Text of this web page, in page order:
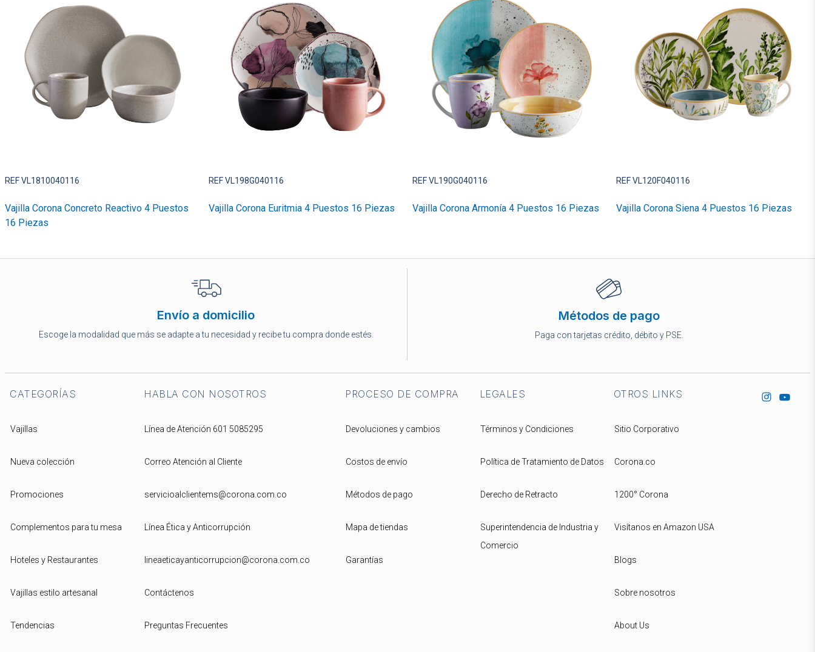
REF VL1810040116
Vajilla Corona Concreto Reactivo 4 Puestos
16 Piezas
REF VL198G040116
Vajilla Corona Euritmia 4 Puestos 16 Piezas
REF VL190G040116
Vajilla Corona Armonía 4 Puestos 16 Piezas
REF VL120F040116
Vajilla Corona Siena 4 Puestos 16 Piezas
Envío a domicilio
Escoge la modalidad que más se adapte a tu necesidad y recibe tu compra donde estés.
Métodos de pago
Paga con tarjetas crédito, débito y PSE.
CATEGORÍAS
Vajillas
Nueva colección
Promociones
Complementos para tu mesa
Hoteles y Restaurantes
Vajillas estilo artesanal
Tendencias
HABLA CON NOSOTROS
Línea de Atención 601 5085295
Correo Atención al Cliente
servicioalclientems@corona.com.co
Línea Ética y Anticorrupción
lineaeticayanticorrupcion@corona.com.co
Contáctenos
Preguntas Frecuentes
PROCESO DE COMPRA
Devoluciones y cambios
Costos de envío
Métodos de pago
Mapa de tiendas
Garantías
LEGALES
Términos y Condiciones
Política de Tratamiento de Datos
Derecho de Retracto
Superintendencia de Industria y
Comercio
OTROS LINKS
Sitio Corporativo
Corona.co
1200° Corona
Visítanos en Amazon USA
Blogs
Sobre nosotros
About Us